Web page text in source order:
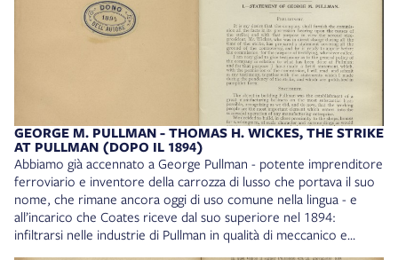
era generato attorno alla scelta della statalizzazione o meno delle
ferrovie e delle motivazioni - politiche, sociali ed economiche -
che portarono alla scelta fatta dal Governo. Una vicenda in cui
ebbero un peso notevole proprio gli aspetti sindacali riguardanti
la gestione del personale. Francesco Campolongo, Lo sciopero
ed i ferrovieri, «Rivista d’Italia», VIII, 1905, vol. 1, p. 349-367.
GEORGE M. PULLMAN - THOMAS H. WICKES, THE STRIKE
AT PULLMAN (DOPO IL 1894)
Abbiamo già accennato a George Pullman - potente imprenditore
ferroviario e inventore della carrozza di lusso che portava il suo
nome, che rimane ancora oggi di uso comune nella lingua - e
all’incarico che Coates riceve dal suo superiore nel 1894:
infiltrarsi nelle industrie di Pullman in qualità di meccanico e